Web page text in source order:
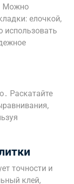
Можно
елочкой,
использовать
Раскатайте
точности и
клей,